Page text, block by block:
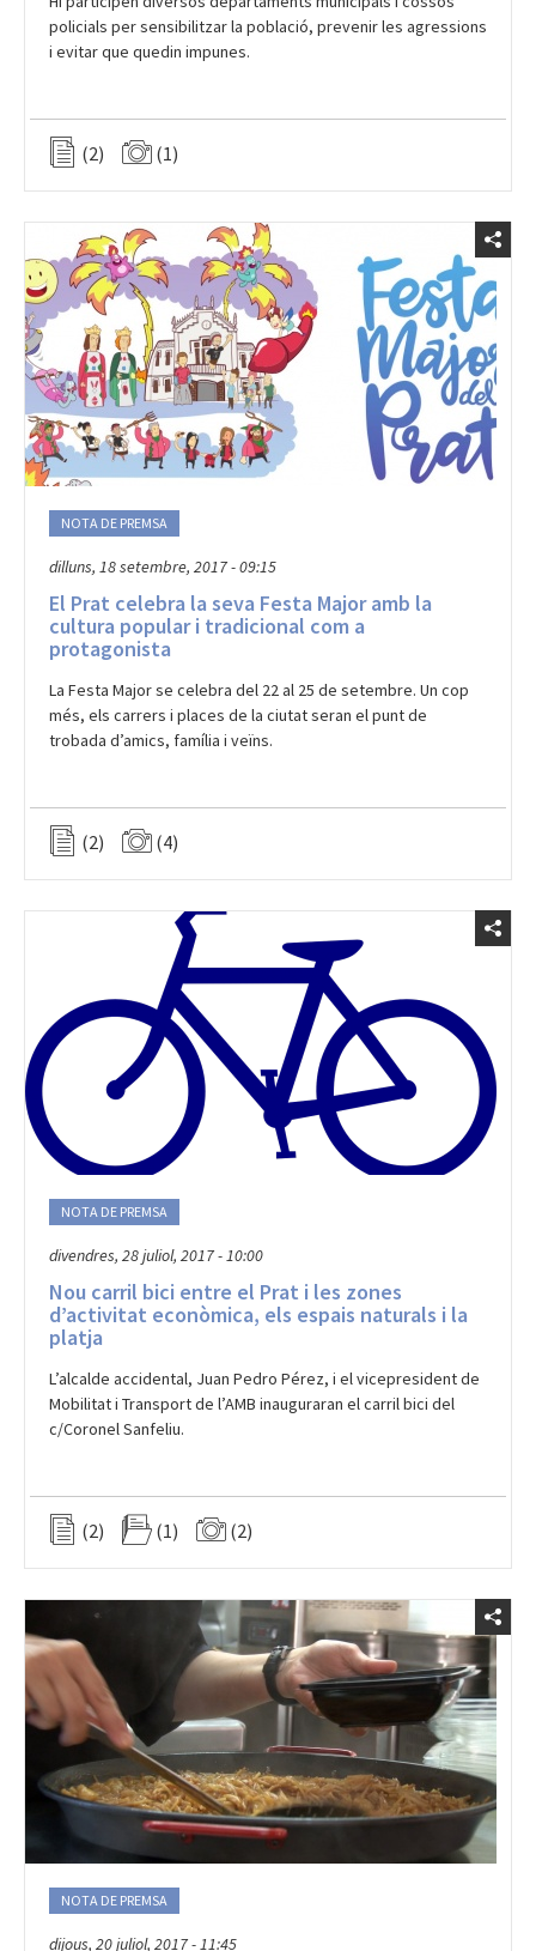
i evitar que quedin impunes.
(2) (1)
dilluns, 18 setembre, 2017 - 09:15
El Prat celebra la seva Festa Major amb la
cultura popular i tradicional com a
protagonista
La Festa Major se celebra del 22 al 25 de setembre. Un cop
més, els carrers i places de la ciutat seran el punt de
trobada d’amics, família i veïns.
(2) (4)
divendres, 28 juliol, 2017 - 10:00
Nou carril bici entre el Prat i les zones
d’activitat econòmica, els espais naturals i la
platja
L’alcalde accidental, Juan Pedro Pérez, i el vicepresident de
Mobilitat i Transport de l’AMB inauguraran el carril bici del
c/Coronel Sanfeliu.
(2) (1) (2)
dijous, 20 juliol, 2017 - 11:45